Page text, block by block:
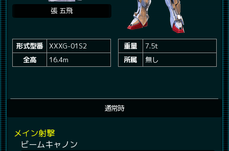
張 五飛
形式型番
XXXG-01S2
全高
16.4m
重量
7.5t
所属
無し
通常時
メイン射撃
ビームキャノン